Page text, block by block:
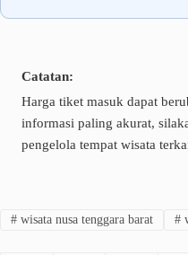
Catatan:
Harga tiket masuk dapat
informasi paling akurat,
pengelola tempat wisata
#wisata nusa tenggara barat #